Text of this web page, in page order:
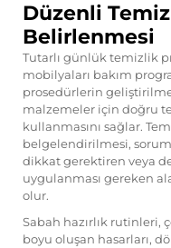
Düzenli
Belirlenmesi
Tutarlı günlük temizlik
mobilyaları bakım
prosedürlerin
malzemeler için doğru
kullanmasını sağlar.
belgelendirilmesi,
dikkat gerektiren veya
uygulanması gereken
olur.
Sabah hazırlık rutinleri,
boyu oluşan hasarları,